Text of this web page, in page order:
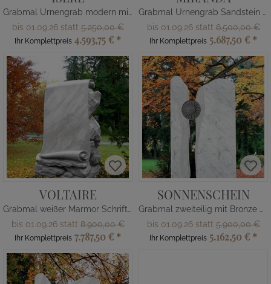
Grabmal Urnengrab modern mit Glaseinsatz
bis 01.09.26 statt5.250,00 €
Ihr Komplettpreis 4.593,75 € *
Grabmal Urnengrab Sandstein mit Baum
bis 01.09.26 statt6.500,00 €
Ihr Komplettpreis 5.687,50 € *
VOLTAIRE
Grabmal weißer Marmor Schriftrolle
bis 01.09.26 statt8.900,00 €
Ihr Komplettpreis 7.787,50 € *
SONNENSCHEIN
Grabmal zweiteilig mit Bronze Sonne
bis 01.09.26 statt5.900,00 €
Ihr Komplettpreis 5.162,50 € *